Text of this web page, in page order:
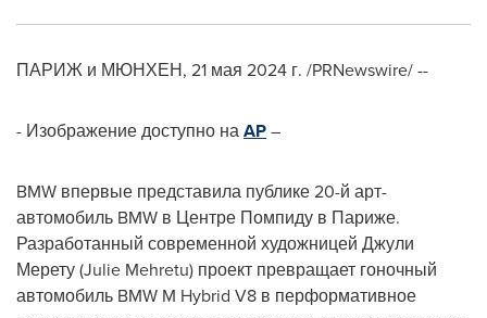
ПАРИЖ и МЮНХЕН, 21 мая 2024 г. /PRNewswire/ --
- Изображение доступно наAP–
BMW впервые представила публике 20-й арт-
автомобиль BMW в Центре Помпиду в Париже.
Разработанный современной художницей Джули
Мерету (Julie Mehretu) проект превращает гоночный
автомобиль BMW M Hybrid V8 в перформативное